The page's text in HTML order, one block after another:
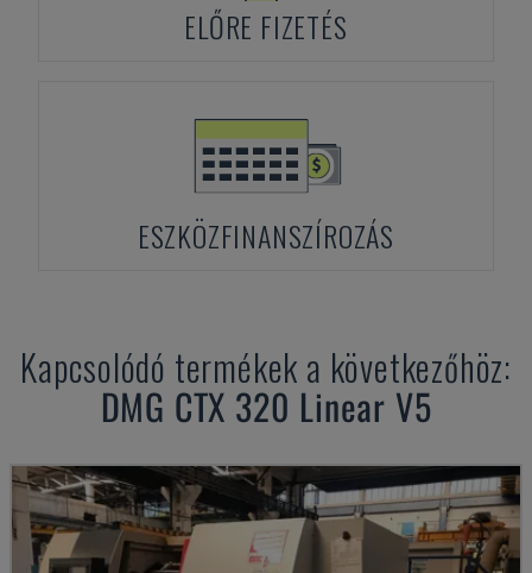
ELŐRE FIZETÉS
ESZKÖZFINANSZÍROZÁS
Kapcsolódó termékek a következőhöz:
DMG CTX 320 Linear V5